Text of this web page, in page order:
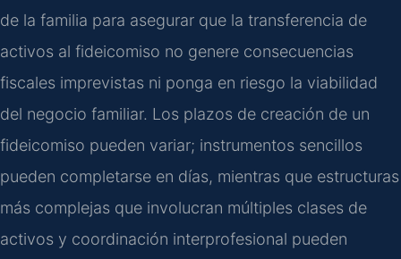
de la familia para asegurar que la transferencia de
activos al fideicomiso no genere consecuencias
fiscales imprevistas ni ponga en riesgo la viabilidad
del negocio familiar. Los plazos de creación de un
fideicomiso pueden variar; instrumentos sencillos
pueden completarse en días, mientras que estructuras
más complejas que involucran múltiples clases de
activos y coordinación interprofesional pueden